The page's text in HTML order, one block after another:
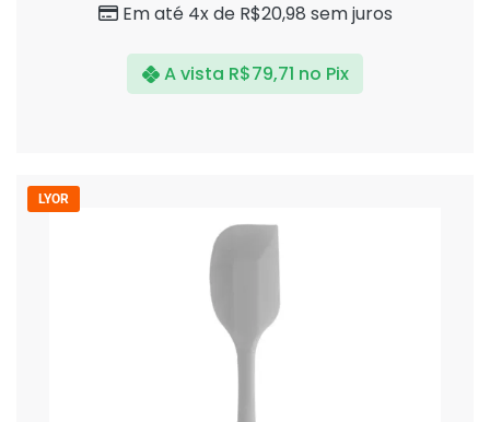
Em até 4x de R$20,98 sem juros
A vista R$79,71 no Pix
LYOR